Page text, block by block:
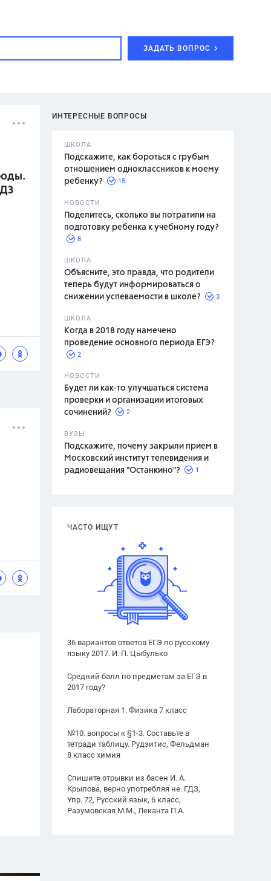
ЗАДАТЬ ВОПРОС
ИНТЕРЕСНЫЕ ВОПРОСЫ
ШКОЛА
Подскажите, как бороться с грубым
отношением одноклассников к моему
ребенку?
15
НОВОСТИ
Поделитесь, сколько вы потратили на
подготовку ребенка к учебному году?
8
ШКОЛА
Объясните, это правда, что родители
теперь будут информироваться о
снижении успеваемости в школе?
3
ШКОЛА
Когда в 2018 году намечено
проведение основного периода ЕГЭ?
2
НОВОСТИ
Будет ли как-то улучшаться система
проверки и организации итоговых
сочинений?
2
ВУЗЫ
Подскажите, почему закрыли прием в
Московский институт телевидения и
радиовещания "Останкино"?
1
ЧАСТО ИЩУТ
36 вариантов ответов ЕГЭ по русскому
языку 2017. И. П. Цыбулько
Средний балл по предметам за ЕГЭ в
2017 году?
Лабораторная 1. Физика 7 класс
№10. вопросы к §1-3. Составьте в
тетради таблицу. Рудзитис, Фельдман
8 класс химия
Спишите отрывки из басен И. А.
Крылова, верно употребляя не. ГДЗ,
Упр. 72, Русский язык, 6 класс,
Разумовская М.М., Леканта П.А.